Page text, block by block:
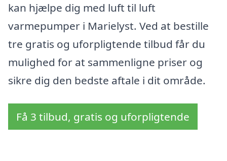
kan hjælpe dig med luft til luft
varmepumper i Marielyst. Ved at bestille
tre gratis og uforpligtende tilbud får du
mulighed for at sammenligne priser og
sikre dig den bedste aftale i dit område.
Få 3 tilbud, gratis og uforpligtende